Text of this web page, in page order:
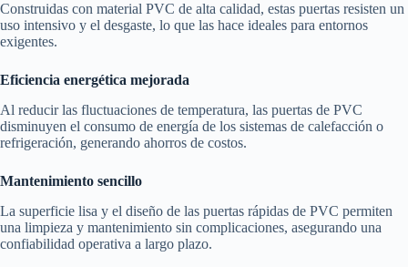
Construidas con material PVC de alta calidad, estas puertas resisten un
uso intensivo y el desgaste, lo que las hace ideales para entornos
exigentes.
Eficiencia energética mejorada
Al reducir las fluctuaciones de temperatura, las puertas de PVC
disminuyen el consumo de energía de los sistemas de calefacción o
refrigeración, generando ahorros de costos.
Mantenimiento sencillo
La superficie lisa y el diseño de las puertas rápidas de PVC permiten
una limpieza y mantenimiento sin complicaciones, asegurando una
confiabilidad operativa a largo plazo.